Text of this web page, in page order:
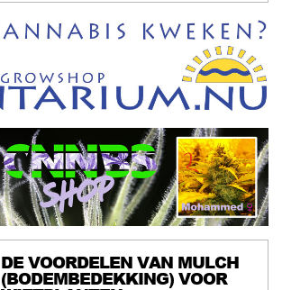
DE VOORDELEN VAN MULCH
(BODEMBEDEKKING) VOOR